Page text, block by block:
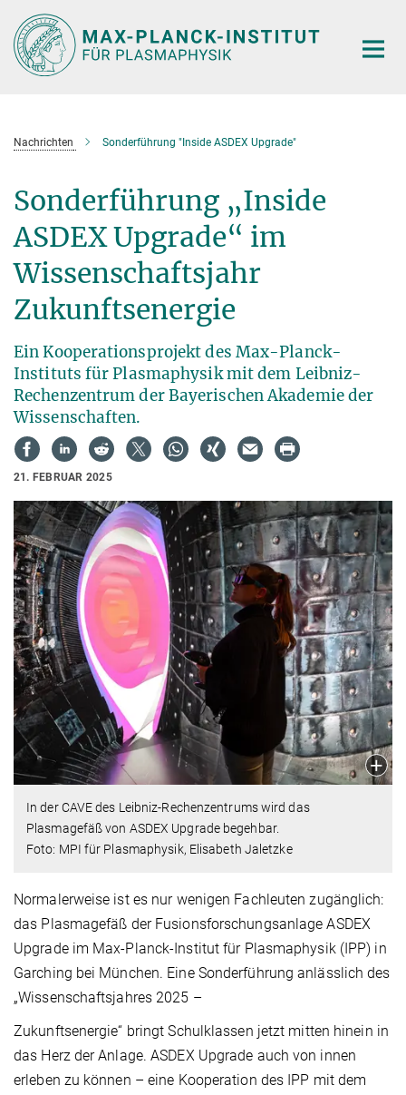
Hauptinhalt
Nachrichten Sonderführung "Inside ASDEX Upgrade"
Sonderführung „Inside
ASDEX Upgrade“ im
Wissenschaftsjahr
Zukunftsenergie
Ein Kooperationsprojekt des Max-Planck-
Instituts für Plasmaphysik mit dem Leibniz-
Rechenzentrum der Bayerischen Akademie der
Wissenschaften.
21. FEBRUAR 2025
In der CAVE des Leibniz-Rechenzentrums wird das
Plasmagefäß von ASDEX Upgrade begehbar.
Foto: MPI für Plasmaphysik, Elisabeth Jaletzke
Normalerweise ist es nur wenigen Fachleuten zugänglich:
das Plasmagefäß der Fusionsforschungsanlage ASDEX
Upgrade im Max-Planck-Institut für Plasmaphysik (IPP) in
Garching bei München. Eine Sonderführung anlässlich des
„Wissenschaftsjahres 2025 –
Zukunftsenergie“ bringt Schulklassen jetzt mitten hinein in
das Herz der Anlage. ASDEX Upgrade auch von innen
erleben zu können – eine Kooperation des IPP mit dem